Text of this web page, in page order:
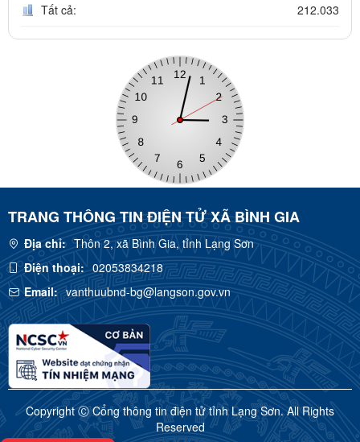
Tất cả: 212.033
TRANG THÔNG TIN ĐIỆN TỬ XÃ BÌNH GIA
Địa chỉ: Thôn 2, xã Bình Gia, tỉnh Lạng Sơn
Điện thoại: 02053834218
Email: vanthuubnd-bg@langson.gov.vn
Copyright Ⓒ Cổng thông tin điện tử tỉnh Lạng Sơn. All Rights
Reserved